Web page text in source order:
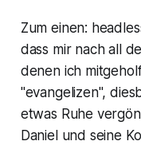
Zum einen:
dass mir nach all
denen ich
"evangelizen",
etwas Ruhe
Daniel und seine